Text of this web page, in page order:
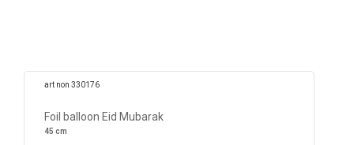
art non 330176
Foil balloon Eid Mubarak
45 cm